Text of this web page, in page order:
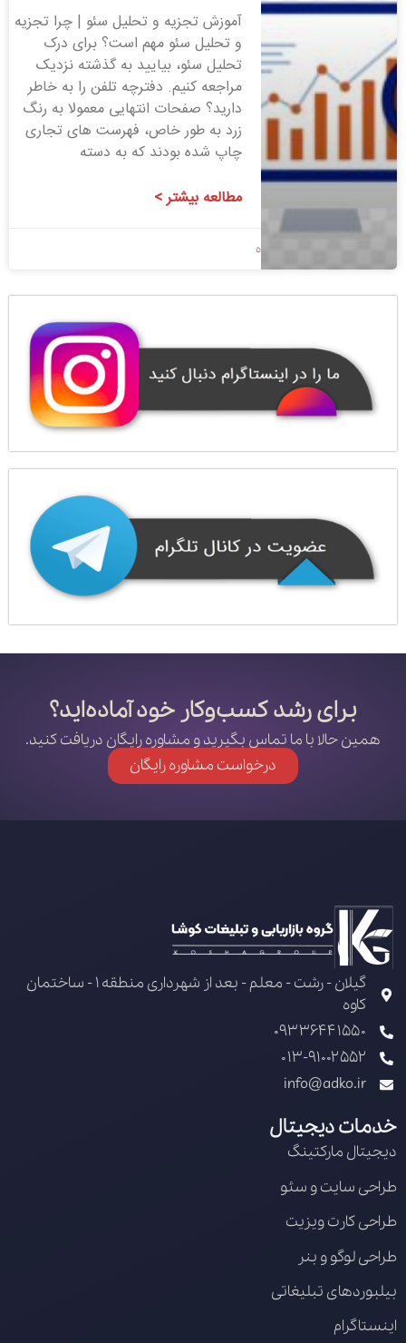
آموزش تجزیه و تحلیل سئو | چرا تجزیه
و تحلیل سئو مهم است؟ برای درک
تحلیل سئو، بیایید به گذشته نزدیک
مراجعه کنیم. دفترچه تلفن را به خاطر
دارید؟ صفحات انتهایی معمولا به رنگ
زرد به طور خاص، فهرست های تجاری
چاپ شده بودند که به دسته
مطالعه بیشتر >
بدون دیدگاه
برای رشد کسب‌وکار خود آماده‌اید؟
همین حالا با ما تماس بگیرید و مشاوره رایگان دریافت کنید.
درخواست مشاوره رایگان
گیلان - رشت - معلم - بعد از شهرداری منطقه 1 - ساختمان
کاوه
09336441550
013-91002552
info@adko.ir
خدمات دیجیتال
دیجیتال مارکتینگ
طراحی سایت و سئو
طراحی کارت ویزیت
طراحی لوگو و بنر
بیلبوردهای تبلیغاتی
اینستاگرام